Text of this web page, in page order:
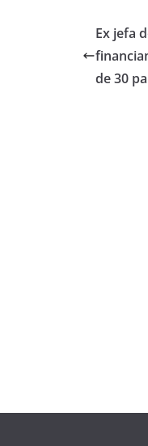
Ex jefa
de 30